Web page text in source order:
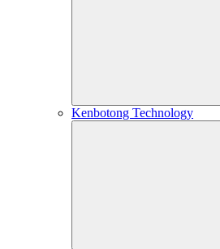
Kenbotong Technology